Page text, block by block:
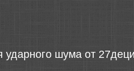
ударного шума от